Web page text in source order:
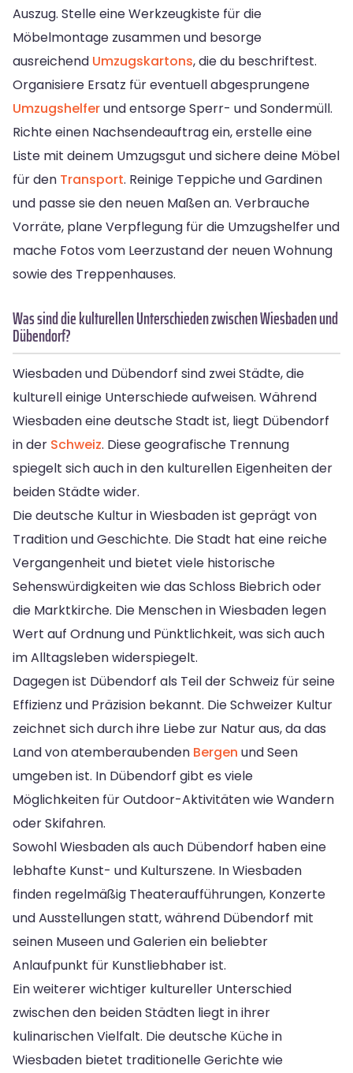
Auszug. Stelle eine Werkzeugkiste für die
Möbelmontage zusammen und besorge
ausreichend Umzugskartons, die du beschriftest.
Organisiere Ersatz für eventuell abgesprungene
Umzugshelferund entsorge Sperr- und Sondermüll.
Richte einen Nachsendeauftrag ein, erstelle eine
Liste mit deinem Umzugsgut und sichere deine Möbel
für den Transport. Reinige Teppiche und Gardinen
und passe sie den neuen Maßen an. Verbrauche
Vorräte, plane Verpflegung für die Umzugshelfer und
mache Fotos vom Leerzustand der neuen Wohnung
sowie des Treppenhauses.
Was sind die kulturellen Unterschieden zwischen Wiesbaden und
Dübendorf?
Wiesbaden und Dübendorf sind zwei Städte, die
kulturell einige Unterschiede aufweisen. Während
Wiesbaden eine deutsche Stadt ist, liegt Dübendorf
in der Schweiz. Diese geografische Trennung
spiegelt sich auch in den kulturellen Eigenheiten der
beiden Städte wider.
Die deutsche Kultur in Wiesbaden ist geprägt von
Tradition und Geschichte. Die Stadt hat eine reiche
Vergangenheit und bietet viele historische
Sehenswürdigkeiten wie das Schloss Biebrich oder
die Marktkirche. Die Menschen in Wiesbaden legen
Wert auf Ordnung und Pünktlichkeit, was sich auch
im Alltagsleben widerspiegelt.
Dagegen ist Dübendorf als Teil der Schweiz für seine
Effizienz und Präzision bekannt. Die Schweizer Kultur
zeichnet sich durch ihre Liebe zur Natur aus, da das
Land von atemberaubenden Bergen und Seen
umgeben ist. In Dübendorf gibt es viele
Möglichkeiten für Outdoor-Aktivitäten wie Wandern
oder Skifahren.
Sowohl Wiesbaden als auch Dübendorf haben eine
lebhafte Kunst- und Kulturszene. In Wiesbaden
finden regelmäßig Theateraufführungen, Konzerte
und Ausstellungen statt, während Dübendorf mit
seinen Museen und Galerien ein beliebter
Anlaufpunkt für Kunstliebhaber ist.
Ein weiterer wichtiger kultureller Unterschied
zwischen den beiden Städten liegt in ihrer
kulinarischen Vielfalt. Die deutsche Küche in
Wiesbaden bietet traditionelle Gerichte wie